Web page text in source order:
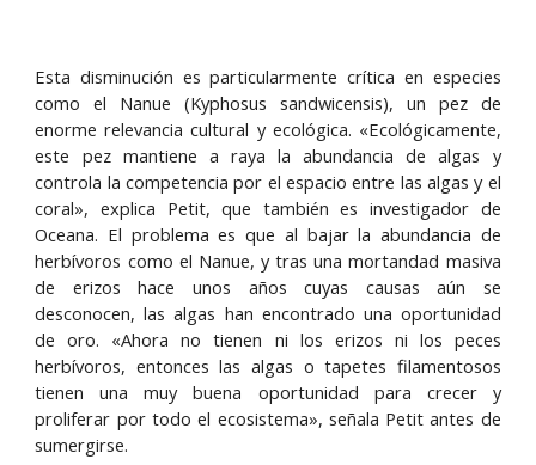
Esta disminución es particularmente crítica en especies
como el Nanue (Kyphosus sandwicensis), un pez de
enorme relevancia cultural y ecológica. «Ecológicamente,
este pez mantiene a raya la abundancia de algas y
controla la competencia por el espacio entre las algas y el
coral», explica Petit, que también es investigador de
Oceana. El problema es que al bajar la abundancia de
herbívoros como el Nanue, y tras una mortandad masiva
de erizos hace unos años cuyas causas aún se
desconocen, las algas han encontrado una oportunidad
de oro. «Ahora no tienen ni los erizos ni los peces
herbívoros, entonces las algas o tapetes filamentosos
tienen una muy buena oportunidad para crecer y
proliferar por todo el ecosistema», señala Petit antes de
sumergirse.